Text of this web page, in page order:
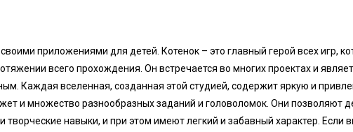
приложениями для детей. Котенок – это главный герой всех игр,
всего прохождения. Он встречается во многих проектах и
Каждая вселенная, созданная этой студией, содержит яркую и
и множество разнообразных заданий и головоломок. Они позволяют
творческие навыки, и при этом имеют легкий и забавный характер. Если